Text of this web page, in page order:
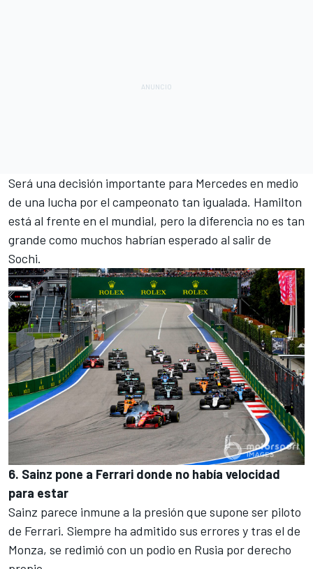
Será una decisión importante para Mercedes en medio
de una lucha por el campeonato tan igualada. Hamilton
está al frente en el mundial, pero la diferencia no es tan
grande como muchos habrían esperado al salir de
Sochi.
6. Sainz pone a Ferrari donde no había velocidad
para estar
Sainz parece inmune a la presión que supone ser piloto
de Ferrari. Siempre ha admitido sus errores y tras el de
Monza, se redimió con un podio en Rusia por derecho